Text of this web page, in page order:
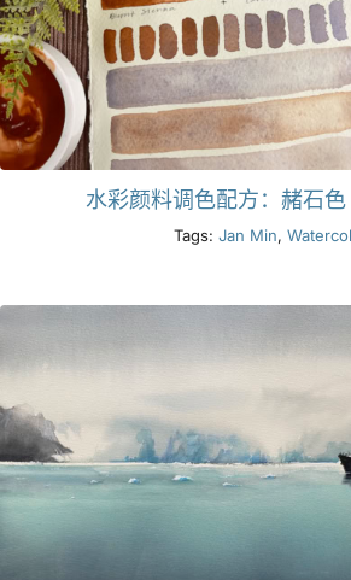
博客
资源
查找零售商
订阅
水彩颜料调色配方：赭石
Tags: Jan Min,